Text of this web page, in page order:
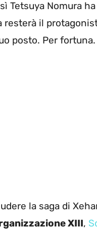
Tetsuya Nomura
resterà il
posto. Per fortuna.
la saga di
XIII,